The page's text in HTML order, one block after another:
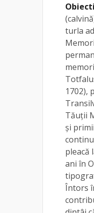
turla
1702),
Tăuții
și
pleacă
ani în
Întors